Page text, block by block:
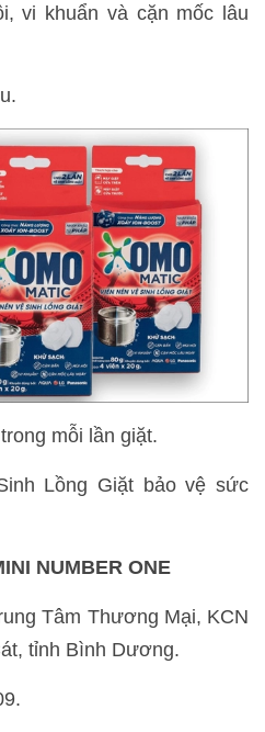
vi khuẩn và cặn mốc lâu
mỗi lần giặt.
Lồng Giặt bảo vệ sức
NUMBER ONE
Tâm Thương Mại, KCN
tỉnh Bình Dương.